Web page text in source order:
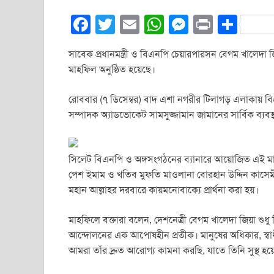
F
a
c
b
o
k
T
wi
tt
E
m
ail
W
h
at
A
p
M
e
ss
n
g
Pr
in
t
S
h
ar
সাবেক প্রধানমন্ত্রী ও বিএনপি চেয়ারপারসন বেগম
মাহফিল অনুষ্ঠিত হয়েছে।
রোববার (৭ ডিসেম্বর) বাদ এশা নগরীর টিলাগড় এলাকায়
সম্পাদক অ্যাডভোকেট সামসুজ্জামান জামানের সার্বিক
সিলেট বিএনপি ও অঙ্গসংগঠনের ব্যানারে আয়োজিত এই
পেশ ইমাম ও খতিব মুফতি মাওলানা বোরহান উদ্দিন
মহান আল্লাহর দরবারে কায়মনোবাক্যে প্রার্থনা করা হয়।
মাহফিলে বক্তারা বলেন, দেশনেত্রী বেগম খালেদা জিয়া
আন্দোলনের এক আপোষহীন প্রতীক। মানুষের অধিকার,
আমরা তাঁর দ্রুত আরোগ্য কামনা করছি, যাতে তিনি সুস্থ